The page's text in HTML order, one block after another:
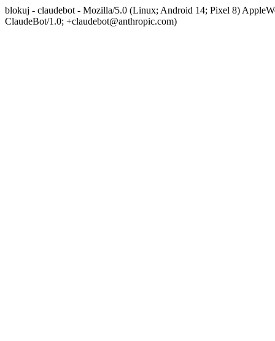
blokuj - claudebot - Mozilla/5.0 (Linux; Android 14; Pixel 8)
ClaudeBot/1.0; +claudebot@anthropic.com)